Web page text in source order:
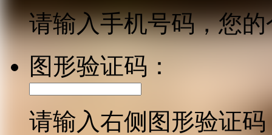
请输入手机号码，您
图形验证码：
请输入右侧图形验证码